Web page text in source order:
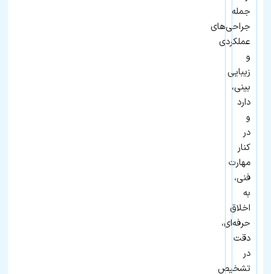
جمله
جراحی‌های
عملکردی
و
زیبایی
بینی،
دارد
و
در
کنار
مهارت
فنی،
به
اخلاق
حرفه‌ای،
دقت
در
تشخیص